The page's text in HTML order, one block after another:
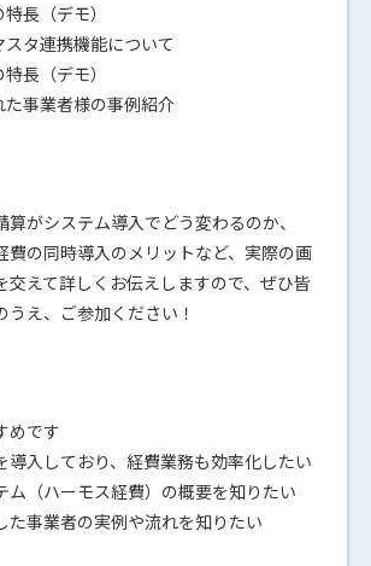
長（デモ）
タ連携機能について
長（デモ）
事業者様の事例紹介
がシステム導入でどう変わるのか、
費の同時導入のメリットなど、実際の画
交えて詳しくお伝えしますので、ぜひ皆
うえ、ご参加ください！
めです
導入しており、経費業務も効率化したい
ム（ハーモス経費）の概要を知りたい
た事業者の実例や流れを知りたい